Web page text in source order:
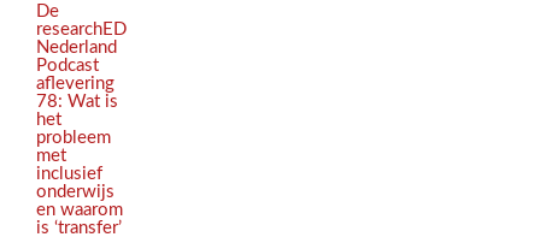
De
researchED
Nederland
Podcast
aflevering
78: Wat is
het
probleem
met
inclusief
onderwijs
en waarom
is ‘transfer’